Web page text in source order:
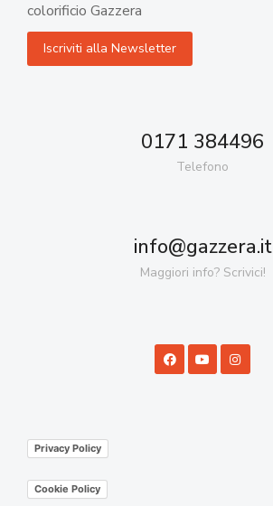
colorificio Gazzera
0171 384496
Telefono
info@gazzera.it
Maggiori info? Scrivici!
Privacy Policy
Cookie Policy